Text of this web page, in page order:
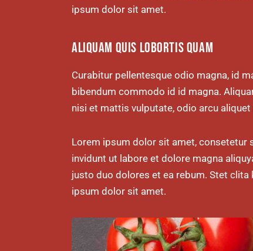
ipsum dolor sit amet.
ALIQUAM QUIS LOBORTIS QUAM
Curabitur pellentesque odio magna, id
bibendum commodo id id magna.
nisi et mattis vulputate, odio arcu
Lorem ipsum dolor sit amet, consetetur
invidunt ut labore et dolore magna
justo duo dolores et ea rebum. Stet
ipsum dolor sit amet.